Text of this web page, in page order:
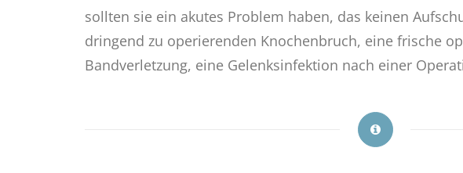
sollten sie ein akutes Problem haben, das keinen
dringend zu operierenden Knochenbruch, eine frische
Bandverletzung, eine Gelenksinfektion nach einer